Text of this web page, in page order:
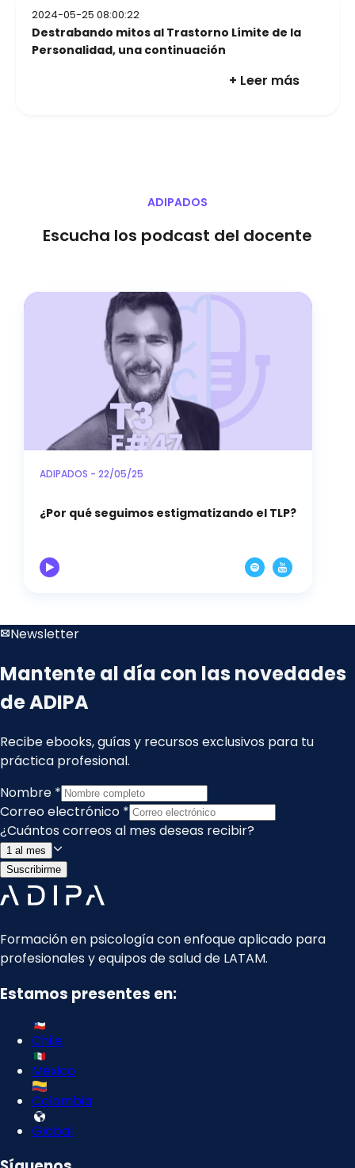
2024-05-25 08:00:22
Destrabando mitos al Trastorno Límite de la
Personalidad, una continuación
+ Leer más
ADIPADOS
Escucha los podcast del docente
ADIPADOS - 22/05/25
¿Por qué seguimos estigmatizando el TLP?